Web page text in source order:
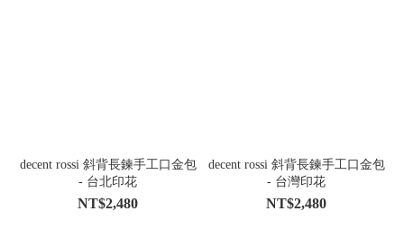
decent rossi 斜背長鍊手工口金包
- 台北印花
NT$2,480
decent rossi 斜背長鍊手工口金包
- 台灣印花
NT$2,480